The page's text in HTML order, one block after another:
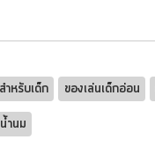
ำหรับเด็ก ของเล่นเด็กอ่อน
ำนม